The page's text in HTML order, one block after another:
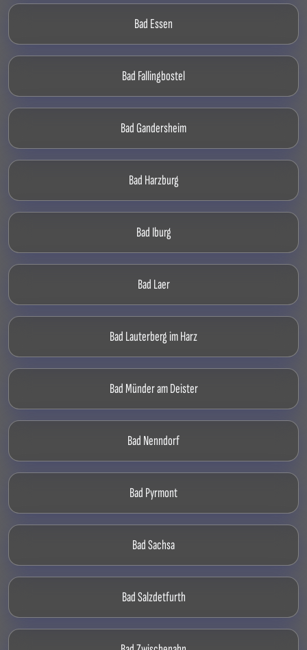
Bad Essen
Bad Fallingbostel
Bad Gandersheim
Bad Harzburg
Bad Iburg
Bad Laer
Bad Lauterberg im Harz
Bad Münder am Deister
Bad Nenndorf
Bad Pyrmont
Bad Sachsa
Bad Salzdetfurth